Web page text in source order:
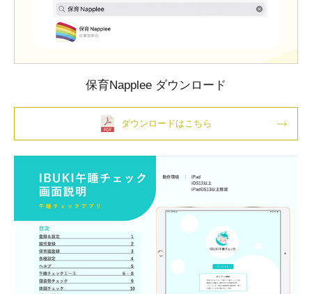
保育Napplee ダウンロード
ダウンロードはこちら